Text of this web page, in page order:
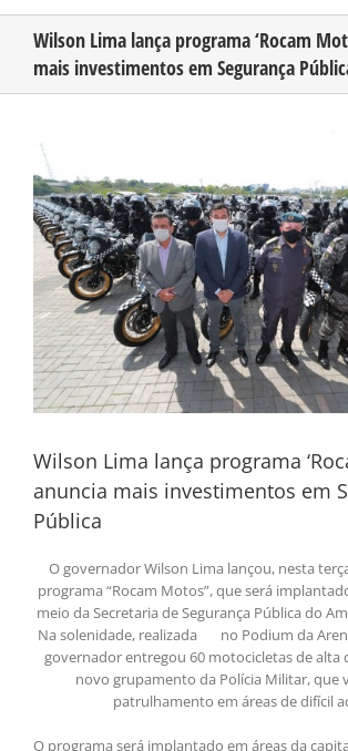
CONHEÇA O AMAZONAS
PUBLICIDADE
CONTATO
Wilson Lima lança programa ‘Rocam
mais investimentos em Segurança
Larger
Image
Wilson Lima lança programa
anuncia mais investimentos em
Pública
O governador Wilson Lima lançou, nesta
programa “Rocam Motos”, que será
meio da Secretaria de Segurança Pública do
Na solenidade, realizada no Podium da
governador entregou 60 motocicletas de alta
novo grupamento da Polícia Militar, que
patrulhamento em áreas de difícil
O programa será implantado em áreas da